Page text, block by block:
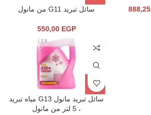
888,25 سائل تبريد G11 من مانول
550,00 EGP
سائل تبريد مانول G13 مياه تبريد
، 5 لتر من مانول